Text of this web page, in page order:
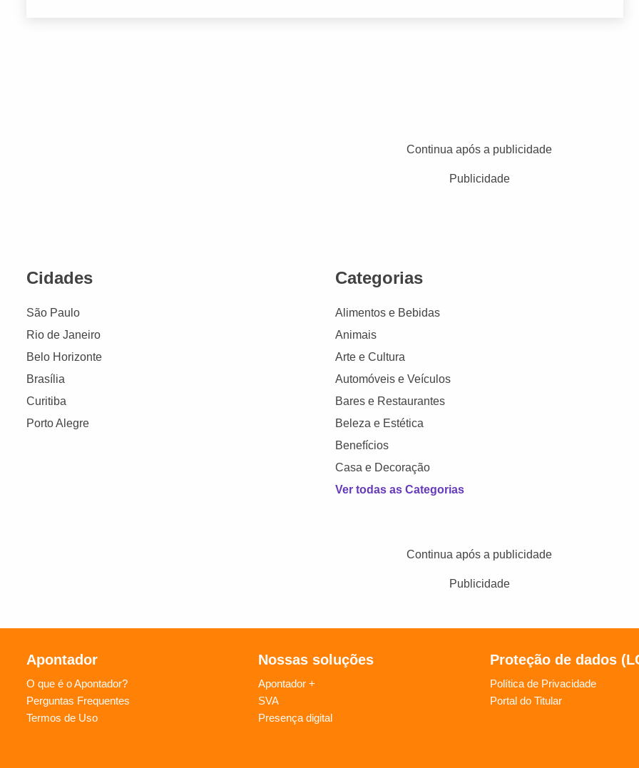
Continua após a publicidade
Publicidade
Cidades
São Paulo
Rio de Janeiro
Belo Horizonte
Brasília
Curitiba
Porto Alegre
Categorias
Alimentos e Bebidas
Animais
Arte e Cultura
Automóveis e Veículos
Bares e Restaurantes
Beleza e Estética
Benefícios
Casa e Decoração
Ver todas as Categorias
Continua após a publicidade
Publicidade
Apontador
O que é o Apontador?
Perguntas Frequentes
Termos de Uso
Nossas soluções
Apontador +
SVA
Presença digital
Proteção de dados
Política de Privacidade
Portal do Titular